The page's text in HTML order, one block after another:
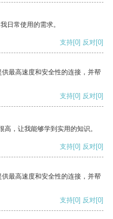
日常使用的需求。
支持[0] 反对[0]
最高速度和安全性的连接，并帮
支持[0] 反对[0]
，让我能够学到实用的知识。
支持[0] 反对[0]
最高速度和安全性的连接，并帮
支持[0] 反对[0]